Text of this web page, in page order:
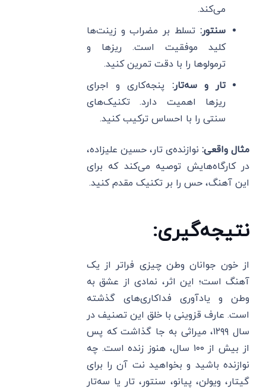
می‌کند.
سنتور: تسلط بر مضراب و زینت‌ها
کلید موفقیت است. ریزها و
ترمولوها را با دقت تمرین کنید.
تار و سه‌تار: پنجه‌کاری و اجرای
ریزها اهمیت دارد. تکنیک‌های
سنتی را با احساس ترکیب کنید.
مثال واقعی: نوازنده‌ی تار، حسین علیزاده،
در کارگاه‌هایش توصیه می‌کند که برای
این آهنگ، حس را بر تکنیک مقدم کنید.
نتیجه‌گیری:
از خون جوانان وطن چیزی فراتر از یک
آهنگ است؛ این اثر، نمادی از عشق به
وطن و یادآوری فداکاری‌های گذشته
است. عارف قزوینی با خلق این تصنیف در
سال ۱۲۹۹، میراثی به جا گذاشت که پس
از بیش از ۱۰۰ سال، هنوز زنده است. چه
نوازنده باشید و بخواهید نت آن را برای
گیتار، ویولن، پیانو، سنتور، تار یا سه‌تار